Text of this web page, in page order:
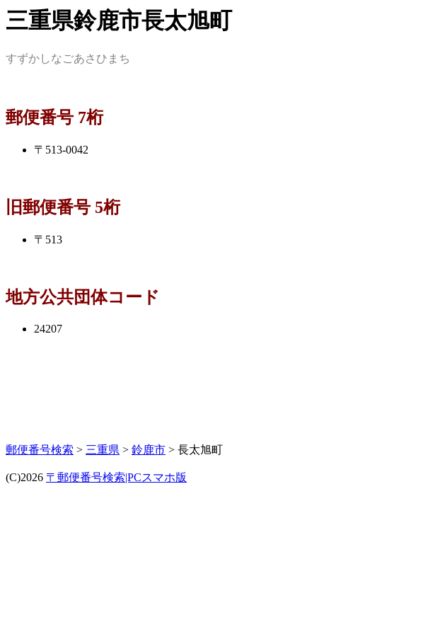
三重県鈴鹿市長太旭町
すずかしなごあさひまち
郵便番号 7桁
〒513-0042
旧郵便番号 5桁
〒513
地方公共団体コード
24207
郵便番号検索 > 三重県 > 鈴鹿市 > 長太旭町
(C)2026 〒郵便番号検索|PCスマホ版